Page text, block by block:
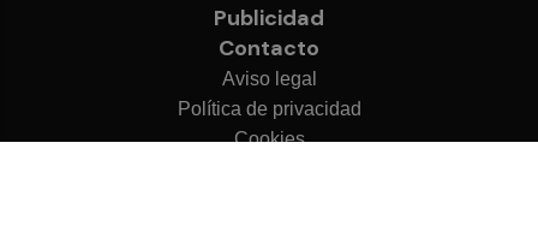
Publicidad
Contacto
Aviso legal
Política de privacidad
Cookies